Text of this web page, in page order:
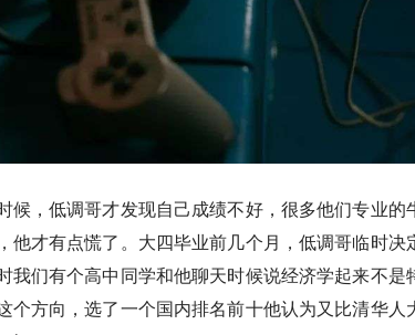
候，低调哥才发现自己成绩不好，很多他们专业的
他才有点慌了。大四毕业前几个月，低调哥临时决
我们有个高中同学和他聊天时候说经济学起来不是
个方向，选了一个国内排名前十他认为又比清华人